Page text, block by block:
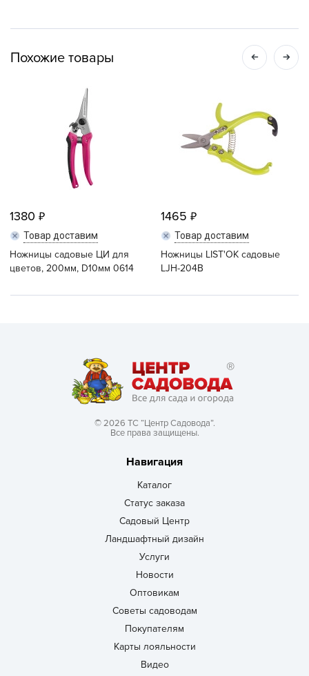
Похожие товары
1380
Товар доставим
Ножницы садовые ЦИ для
цветов, 200мм, D10мм 0614
1465
Товар доставим
Ножницы LIST'OK садовые
LJH-204В
© 2026 ТС “Центр Садовода”.
Все права защищены.
Навигация
Каталог
Статус заказа
Садовый Центр
Ландшафтный дизайн
Услуги
Новости
Оптовикам
Советы садоводам
Покупателям
Карты лояльности
Видео